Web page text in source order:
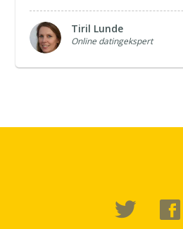
Tiril Lunde
Online datingekspert